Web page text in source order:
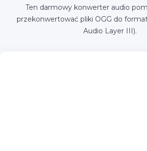
Ten darmowy konwerter audio
przekonwertować pliki OGG do
Audio Layer III).